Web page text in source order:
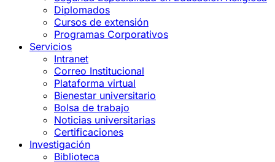
Diplomados
Cursos de extensión
Programas Corporativos
Servicios
Intranet
Correo Institucional
Plataforma virtual
Bienestar universitario
Bolsa de trabajo
Noticias universitarias
Certificaciones
Investigación
Biblioteca